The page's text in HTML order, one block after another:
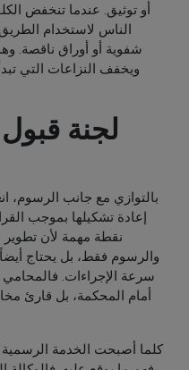
أو توثيق. عندما تنخفض
الناس لاستخدام
شفوية أو أوراق ناقصة.
ويخفف النزاعات التي
لجنة
بالتوازي مع جانب الرسوم،
نقطة مهمة لأن تطوير
والرسوم فقط، بل يحتاج
سرعة الإجراءات.
أمام المحكمة، بل قارئ
كلما أصبحت الخدمة